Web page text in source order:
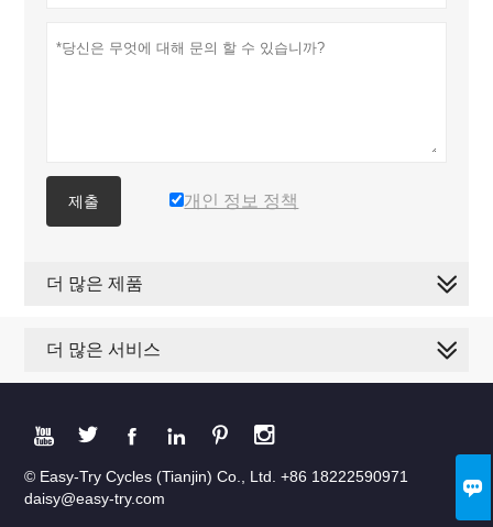

제출 개인 정보 정책
더 많은 제품
더 많은 서비스
     
© Easy-Try Cycles (Tianjin) Co., Ltd. +86 18222590971
daisy@easy-try.com